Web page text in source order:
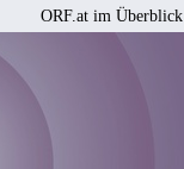
ORF.at im Überblick